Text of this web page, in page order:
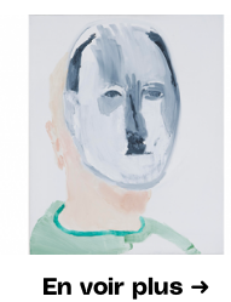
23.03.2024
En voir plus ➜